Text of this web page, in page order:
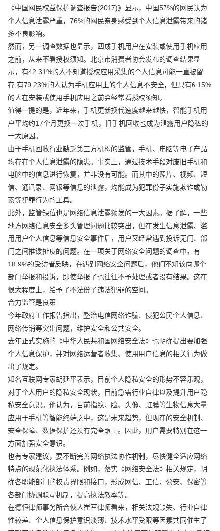
《中国网民权益保护调查报告(2017)》显示，中国57%的网民认为
个人信息泄露严重，76%的网民亲身感受到个人信息泄露带来的诸
多不良影响。
然而，另一调查数据也显示，四成手机用户在安装或使用手机应用
之前，从来不看授权须知。北京市消费者协会发布的调查结果显
示，有42.31%的人不知道授权应用采集的个人信息可能一直被留
存;有79.23%的人认为手机应用上的个人信息不安全，但只有6.15%
的人在安装或使用手机应用之前会经常看授权须知。
值得一提的是，近年来，手机更新换代速度越来越快，智能手机用
户平均约17个月更换一次手机，旧手机回收也成为泄露用户隐私的
一大原因。
由于手机回收行业缺乏第三方机构的监管，手机、电脑等电子产品
均存在个人信息泄露的隐患。事实上，通过技术手段对废旧手机和
电脑中的信息进行恢复，并非没有可能。而其中的照片、视频、短
信、通讯录、网银等信息的泄露，均能成为犯罪份子实施欺诈或勒
索等犯罪行为的工具。
此外，监管缺位也是网络信息泄露频发的一大因素。据了解，一些
地方网络信息安全多头管理问题比较突出，但在发生信息泄露、滥
用用户个人信息等信息安全事件后，用户又经常遇到投诉无门、部
门之间推诿扯皮的问题。在一项关于网络安全问题的调查中，有
18.9%的受访者反映，在遇到网络安全问题后，他们不知该向哪个
部门举报和投诉，即使举报了也往往不予处理或者没有结果。这在
很大程度上，给予了不法份子违法犯罪的空间。
合力监管是良策
今年政府工作报告指出，整治电信网络诈骗、侵犯公民个人信息、
网络传销等突出问题，维护安全和公共安全。
去年正式实施的《中华人民共和国网络安全法》也明确提出要加强
个人信息保护，并对网络运营者收集、使用用户信息的相关行为做
出了规定。
知名互联网专家胡延平表示，目前个人隐私安全的形势不容乐观，
对于个人用户的隐私安全现状，目前急需行业自律以及提升用户隐
私安全意识。他认为，目前指纹、脸、头像、虹膜等生物信息大量
应用于手机等智能终端之中，这是未来趋势，但现在的安全机制、
安全保障、数据保护还没有完全跟上。因此，用户需要特别在这一
方面加强安全意识。
也有专家建议，要不断完善网络执法协作机制，尽快健全适应网络
特点的规范化执法体系。例如，落实《网络安全法》相关规定，明
确各职能部门的权责界限和接口，形成网信、工信、公安、保密等
各部门协调联动机制，提高执法效率等。
在德恒律师事务所合伙人崔军律师看来，相关法规缺失、行业自律
性较差、个人信息保护意识淡薄、技术水平受限等因素共同催生了